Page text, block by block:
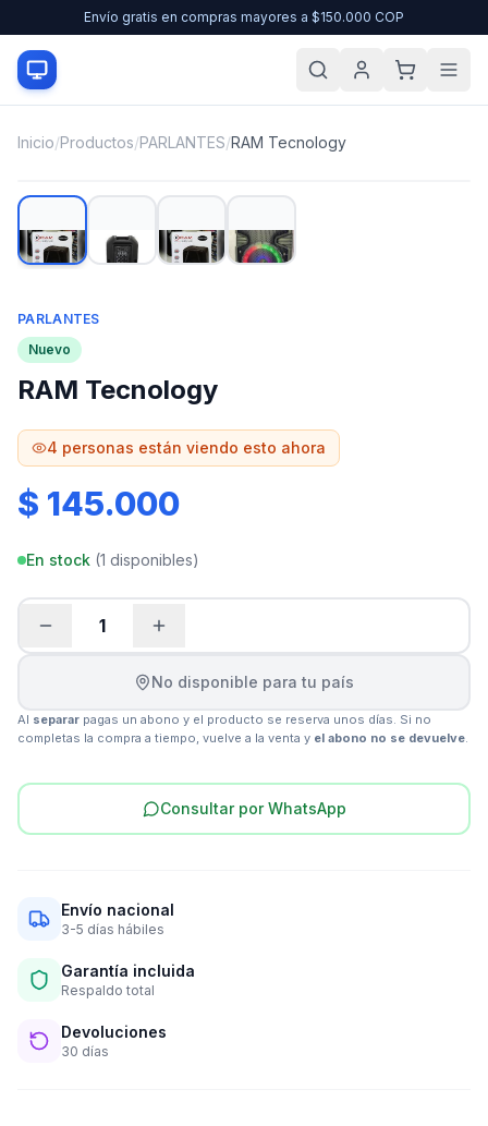
Envío gratis en compras mayores a $150.000 COP
Inicio/Productos/PARLANTES/RAM Tecnology
PARLANTES
Nuevo
RAM Tecnology
4 personas están viendo esto ahora
$ 145.000
En stock (1 disponibles)
1
No disponible para tu país
Al separar pagas un abono y el producto se reserva unos días. Si no
completas la compra a tiempo, vuelve a la venta y el abono no se devuelve.
Consultar por WhatsApp
Envío nacional
3-5 días hábiles
Garantía incluida
Respaldo total
Devoluciones
30 días